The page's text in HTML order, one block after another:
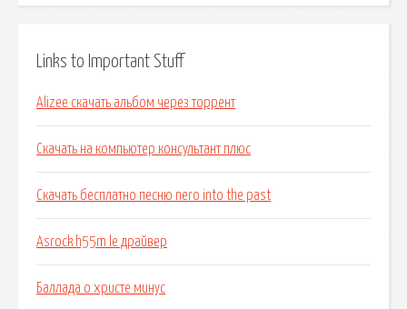
Links to Important Stuff
Alizee скачать альбом через торрент
Скачать на компьютер консультант плюс
Скачать бесплатно песню nero into the past
Asrock h55m le драйвер
Баллада о христе минус